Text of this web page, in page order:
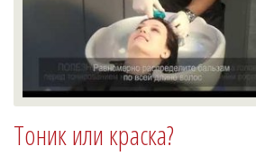
Тоник или краска?